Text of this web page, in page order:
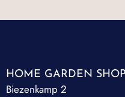
HOME GARDEN SHOP
Biezenkamp 2